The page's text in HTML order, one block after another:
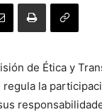
de Ética y
la